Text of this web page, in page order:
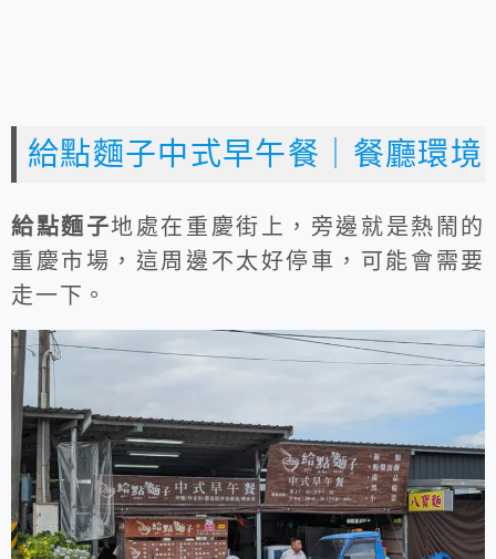
給點麵子中式早午餐｜餐廳環境
給點麵子地處在重慶街上，旁邊就是熱鬧的
重慶市場，這周邊不太好停車，可能會需要
走一下。